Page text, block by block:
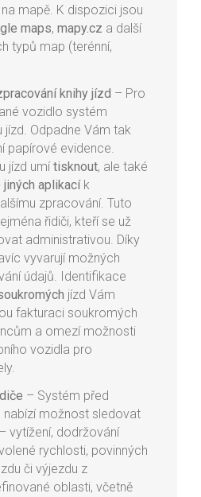
na mapě. K dispozici jsou
maps, mapy.cz a další
typů map (terénní,
knihy jízd – Pro
vozidlo systém
jízd. Odpadne Vám tak
papírové evidence.
jízd umítisknout, ale také
aplikacík
zpracování. Tuto
řidiči, kteří se už
administrativou. Díky
vyvarují možných
údajů. Identifikace
jízd Vám
fakturaci soukromých
a omezí možnosti
vozidla pro
– Systém před
nabízí možnost sledovat
vytížení, dodržování
rychlosti, povinných
či výjezdu z
oblasti, včetně